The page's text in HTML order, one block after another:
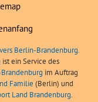
Berlin-Brandenburg.
ein Service des
im Auftrag
Familie (Berlin) und
Land Brandenburg.